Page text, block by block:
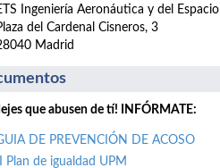
Ingeniería Aeronáutica y del Espacio
del Cardenal Cisneros, 3
Madrid
que abusen de tí! INFÓRMATE:
DE PREVENCIÓN DE ACOSO
II Plan de igualdad UPM